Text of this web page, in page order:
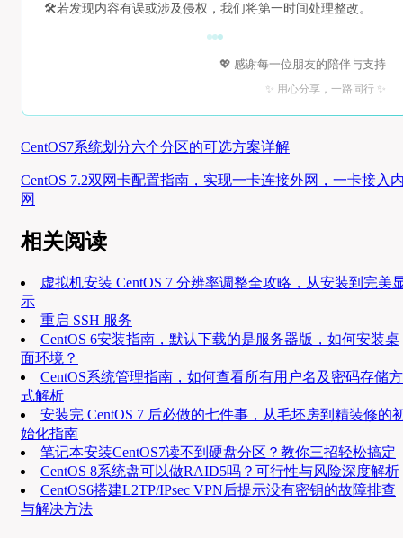
🛠️若发现内容有误或涉及侵权，我们将第一时间处理整改。
💖 感谢每一位朋友的陪伴与支持
✨ 用心分享，一路同行 ✨
CentOS7系统划分六个分区的可选方案详解
CentOS 7.2双网卡配置指南，实现一卡连接外网，一卡接入
网
相关阅读
虚拟机安装 CentOS 7 分辨率调整全攻略，从安装到完美
示
重启 SSH 服务
CentOS 6安装指南，默认下载的是服务器版，如何安装桌
面环境？
CentOS系统管理指南，如何查看所有用户名及密码存储方
式解析
安装完 CentOS 7 后必做的七件事，从毛坯房到精装修的
始化指南
笔记本安装CentOS7读不到硬盘分区？教你三招轻松搞定
CentOS 8系统盘可以做RAID5吗？可行性与风险深度解析
CentOS6搭建L2TP/IPsec VPN后提示没有密钥的故障排查
与解决方法